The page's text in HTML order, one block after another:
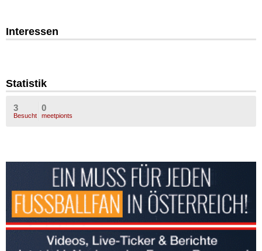
Interessen
Statistik
3
Besucht
0
meetpionts